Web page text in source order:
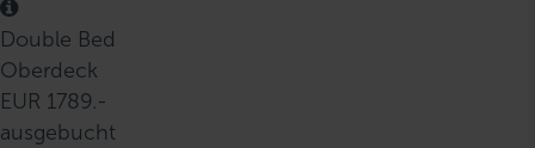
Double Bed
Oberdeck
EUR 1789.-
ausgebucht